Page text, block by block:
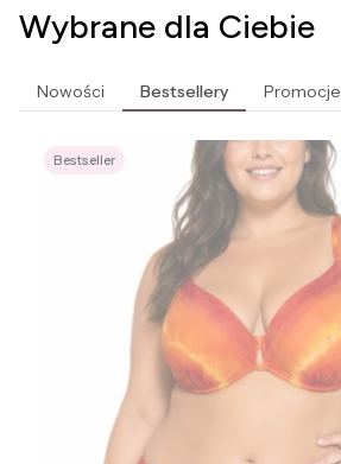
Wybrane dla Ciebie
Nowości Bestsellery Promocje
Bestseller